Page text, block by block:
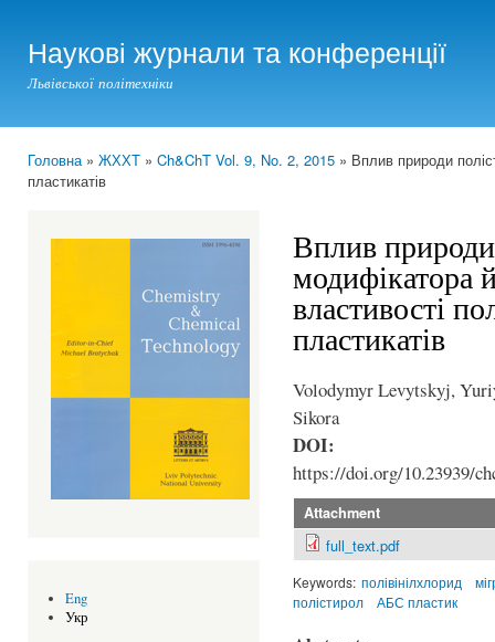
Наукові журнали та конференції
Львівської політехніки
You are here
Головна» ЖХХТ » Ch&ChT Vol. 9, No. 2, 2015 » Вплив природи
пластикатів
Eng
Укр
Вплив
модифікатора
властивості
пластикатів
Volodymyr Levytskyj,
Sikora
DOI:
https://doi.org/10.23939/
Attachment
full_text.pdf
Keywords: полівінілхлорид
полістирол
АБС пластик